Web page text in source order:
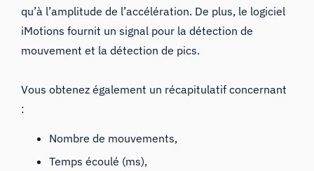
qu’à l’amplitude de l’accélération. De plus, le logiciel
iMotions fournit un signal pour la détection de
mouvement et la détection de pics.
Vous obtenez également un récapitulatif concernant
:
Nombre de mouvements,
Temps écoulé (ms),